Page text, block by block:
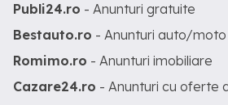
Publi24.ro - Anunturi gratuite
Bestauto.ro - Anunturi auto/moto
Romimo.ro - Anunturi imobiliare
Cazare24.ro - Anunturi cu oferte